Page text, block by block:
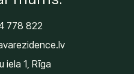
778 822
iela 1, Rīga